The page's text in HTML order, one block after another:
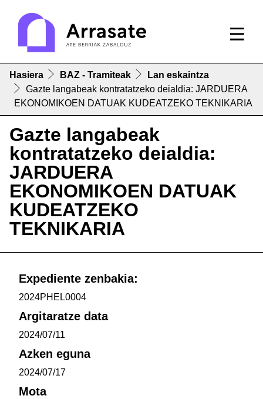
Hasiera BAZ - Tramiteak
Lan eskaintza
Gazte langabeak kontratatzeko deialdia: JARDUERA
EKONOMIKOEN DATUAK KUDEATZEKO TEKNIKARIA
Gazte langabeak
kontratatzeko deialdia:
JARDUERA
EKONOMIKOEN DATUAK
KUDEATZEKO
TEKNIKARIA
Expediente zenbakia:
2024PHEL0004
Argitaratze data
2024/07/11
Azken eguna
2024/07/17
Mota